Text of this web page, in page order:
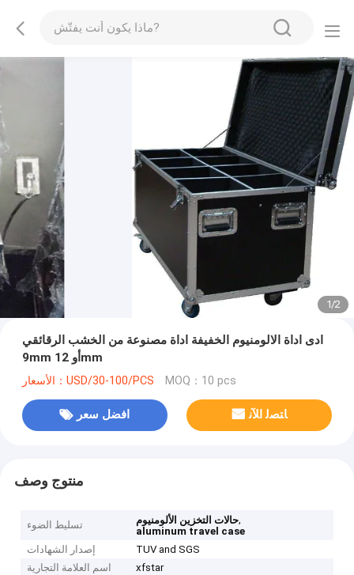
1/2
ادى اداة الالومنيوم الخفيفة اداة مصنوعة من الخشب الرقائقي
9mm أو 12mm
الأسعار：USD/30-100/PCS MOQ：10 pcs
افضل سعر ﺎﺘﺼﻟ ﺍﻶﻧ
منتوج وصف
تسليط الضوء حالات التخزين الألومنيوم,
aluminum travel case
إصدار الشهادات
TUV and SGS
اسم العلامة التجارية
xfstar